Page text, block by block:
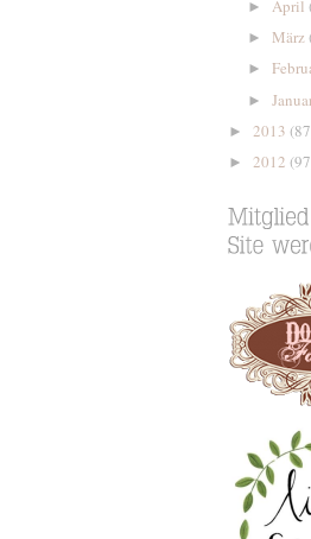
► April
► März
►
►
► 2013
► 2012